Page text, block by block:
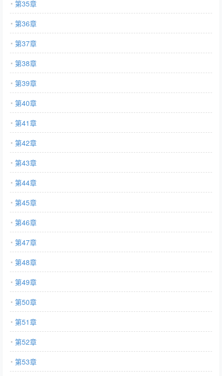
第35章
第36章
第37章
第38章
第39章
第40章
第41章
第42章
第43章
第44章
第45章
第46章
第47章
第48章
第49章
第50章
第51章
第52章
第53章